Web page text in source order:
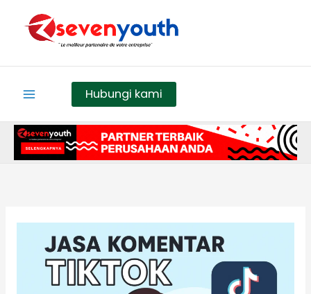
content
Hubungi kami